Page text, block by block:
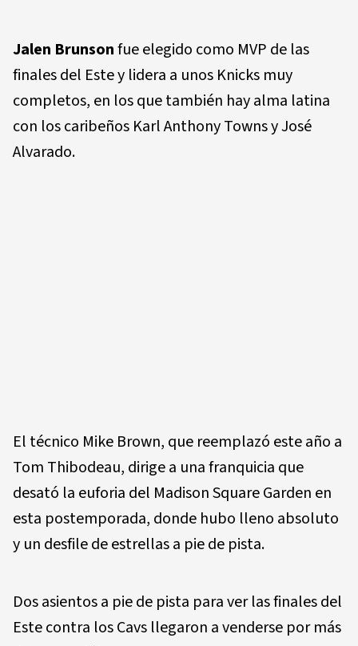
Jalen Brunsonfue elegido como MVP de las
finales del Este y lidera a unos Knicks muy
completos, en los que también hay alma latina
con los caribeños Karl Anthony Towns y José
Alvarado.
El técnico Mike Brown, que reemplazó este año a
Tom Thibodeau, dirige a una franquicia que
desató la euforia del Madison Square Garden en
esta postemporada, donde hubo lleno absoluto
y un desfile de estrellas a pie de pista.
Dos asientos a pie de pista para ver las finales del
Este contra los Cavs llegaron a venderse por más